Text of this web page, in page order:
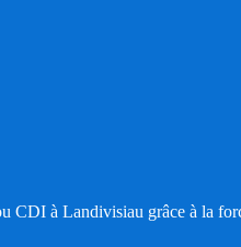
à Landivisiau grâce à la